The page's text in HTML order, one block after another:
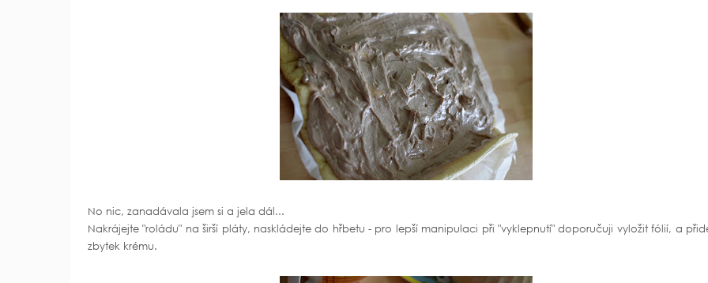
No nic, zanadávala jsem si a jela dál...
Nakrájejte "roládu" na širší pláty, naskládejte do hřbetu - pro lepší manipulaci při "vyklepnutí" doporučuji vyložit fólií, a
zbytek krému.